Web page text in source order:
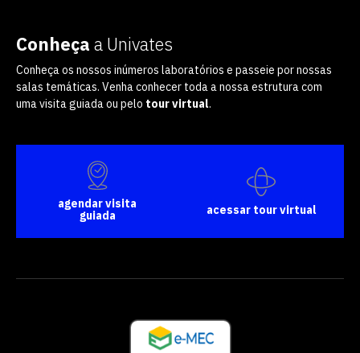
Conheça a Univates
Conheça os nossos inúmeros laboratórios e passeie por nossas
salas temáticas. Venha conhecer toda a nossa estrutura com
uma visita guiada ou pelo tour virtual.
agendar visita
guiada
acessar tour virtual